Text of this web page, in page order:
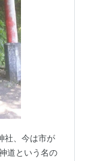
社、今は市が
道という名の